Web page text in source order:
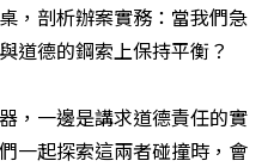
，剖析辦案實務：當我們急
道德的鋼索上保持平衡？
，一邊是講求道德責任的實
一起探索這兩者碰撞時，會